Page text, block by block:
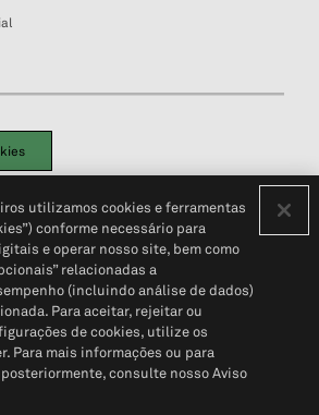
Portal de privacidade do cliente (em inglês)
Pessoais© 2026 S&P Global
utilizamos cookies e ferramentas
conforme necessário para
e operar nosso site, bem como
relacionadas a
(incluindo análise de dados)
Para aceitar, rejeitar ou
de cookies, utilize os
Para mais informações ou para
consulte nosso Aviso